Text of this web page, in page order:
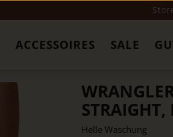
ACCESSOIRES SALE
Helle Waschung